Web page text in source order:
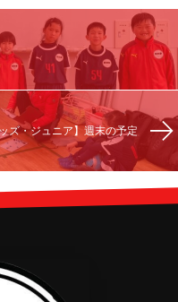
ズ・ジュニア】週末の予定